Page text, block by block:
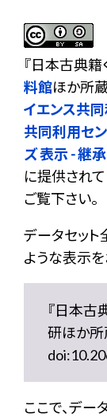
『日本古典籍
料館ほか所
イエンス共
共同利用セ
ズ 表示 - 継承
に提供されて
ご覧下さい。
データセッ
ような表示を
『日本古
研ほか所
ここで、デー